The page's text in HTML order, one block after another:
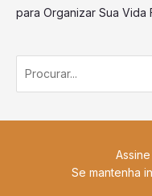
para Organizar Sua Vida
Se mantenha